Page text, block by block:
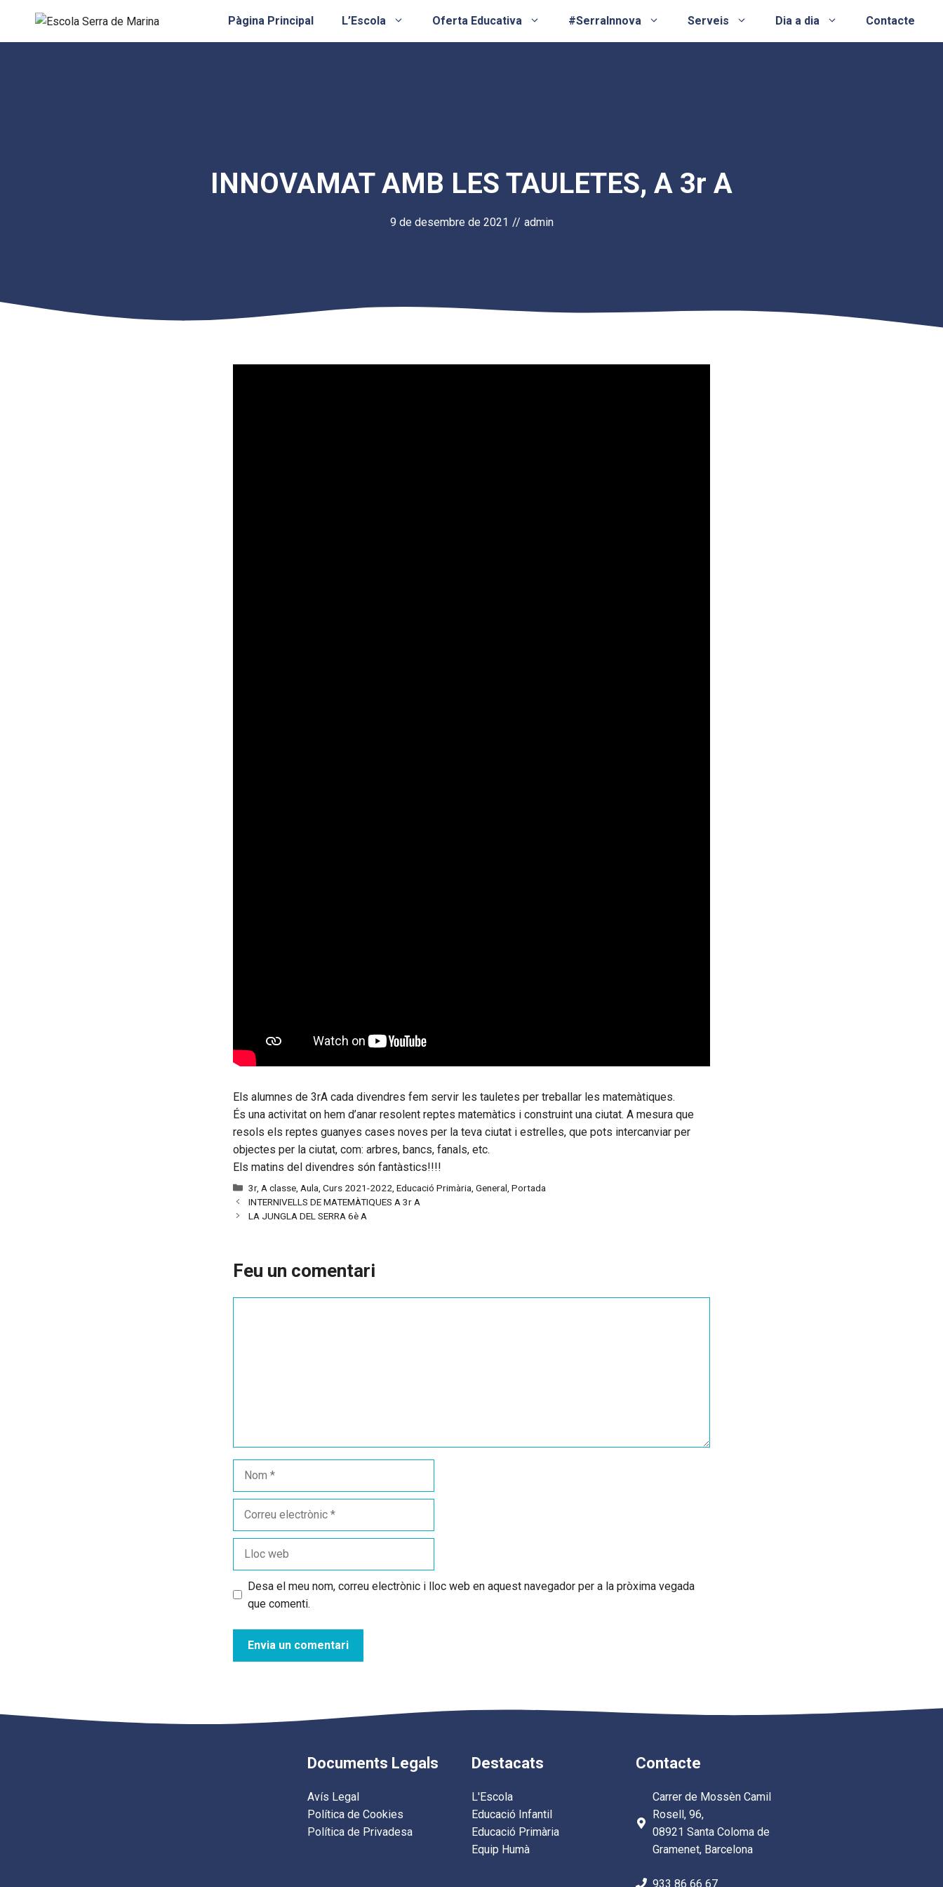
contingut
Pàgina Principal L’Escola Oferta Educativa #SerraInnova Serveis Dia a dia Contacte
INNOVAMAT AMB LES TAULETES, A 3r A
9 de desembre de 2021 // admin
Els alumnes de 3rA cada divendres fem servir les tauletes per treballar les matemàtiques.
És una activitat on hem d’anar resolent reptes matemàtics i construint una ciutat. A mesura que
resols els reptes guanyes cases noves per la teva ciutat i estrelles, que pots intercanviar per
objectes per la ciutat, com: arbres, bancs, fanals, etc.
Els matins del divendres són fantàstics!!!!
Categories
3r, A classe, Aula Curs 2021-2022 Educació Primària General Portada
INTERNIVELLS DE MATEMÀTIQUES A 3r A
LA JUNGLA DEL SERRA 6è A
Feu un comentari
Desa el meu nom, correu electrònic i lloc web en aquest navegador per a la pròxima vegada
que comenti.
Documents Legals
Avís Legal
Política de Cookies
Política de Privadesa
Destacats
L'Escola
Educació Infantil
Educació Primària
Equip Humà
Contacte
Carrer de Mossèn Camil
Rosell, 96,
08921 Santa Coloma de
Gramenet, Barcelona
933 86 66 67